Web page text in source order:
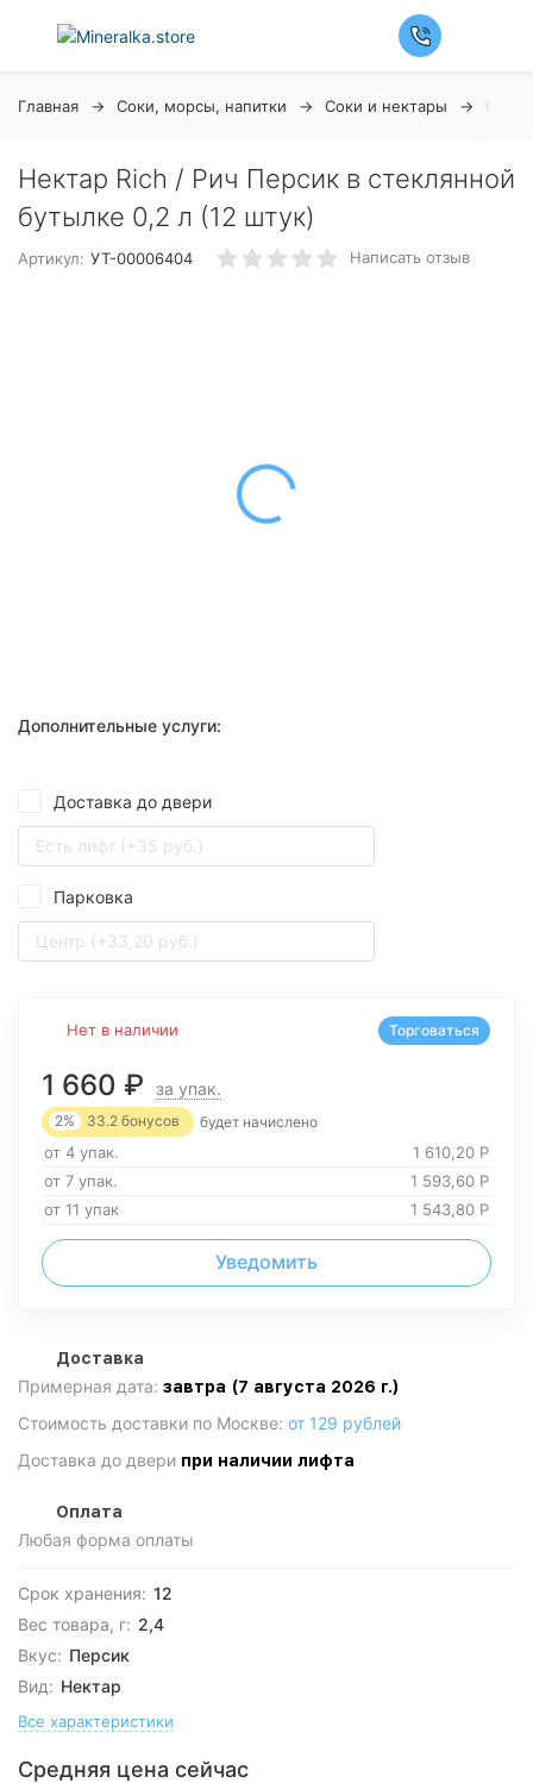
Главная Соки, морсы, напитки Соки и нектары Сок
Нектар Rich / Рич Персик в стеклянной
бутылке 0,2 л (12 штук)
Артикул: УТ-00006404 Написать отзыв
Дополнительные услуги:
Доставка до двери
Есть лифт (+35 руб.)
Парковка
Центр (+33,20 руб.)
Нет в наличии
1 660 ₽ за упак.
2% 33.2 бонусов будет начислено
от 4 упак. 1 610,20 Р
от 7 упак.
1 593,60 Р
от 11 упак
1 543,80 Р
Уведомить
Торговаться
Доставка
Примерная дата: завтра (7 августа 2026 г.)
Стоимость доставки по Москве: от 129 рублей
Доставка до двери при наличии лифта
Оплата
Любая форма оплаты
Срок хранения: 12
Вес товара, г: 2,4
Вкус: Персик
Вид: Нектар
Все характеристики
Средняя цена сейчас